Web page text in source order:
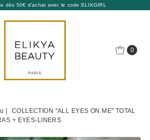
dès 50€ d’achat avec le code ELIKGIRL
0
|
COLLECTION "ALL EYES ON ME" TOTAL
+ EYES-LINERS